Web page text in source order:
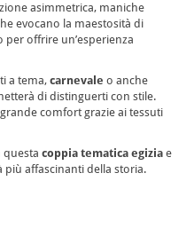
asimmetrica, maniche
evocano la maestosità di
per offrire un’esperienza
a tema,carnevale o anche
di distinguerti con stile.
comfort grazie ai tessuti
questacoppia tematica egizia e
più affascinanti della storia.